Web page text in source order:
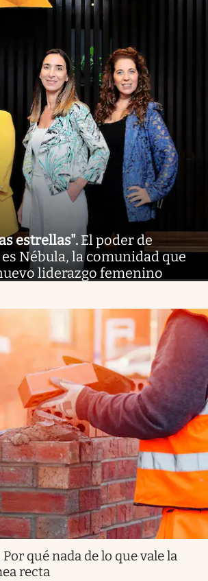
estrellas". El poder de
Nébula, la comunidad que
liderazgo femenino
Por qué nada de lo que vale la
recta